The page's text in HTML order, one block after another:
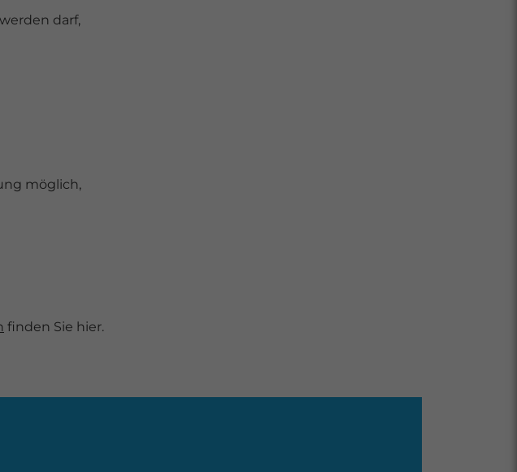
darf,
möglich,
finden Sie hier.